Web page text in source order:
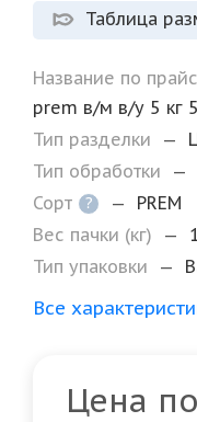
Таблица
Название по
prem в/м в/у 5 кг
Тип разделки
—
Тип обработки
—
Сорт
? —
PREM
Вес пачки (кг)
—
1
Тип упаковки
—
Все
Цена